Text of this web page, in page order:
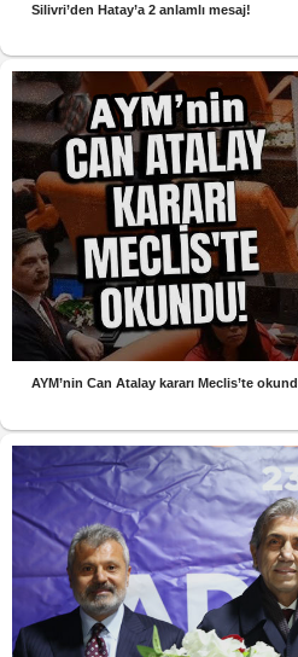
Silivri’den Hatay’a 2 anlamlı mesaj!
AYM’nin Can Atalay kararı Meclis’te